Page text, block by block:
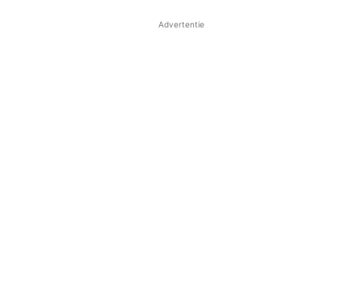
Advertentie